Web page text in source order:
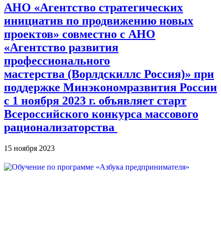
АНО «Агентство стратегических
инициатив по продвижению новых
проектов» совместно с АНО
«Агентство развития
профессионального
мастерства (Ворлдскиллс Россия)» при
поддержке Минэкономразвития России
с 1 ноября 2023 г. объявляет старт
Всероссийского конкурса массового
рационализаторства
15 ноября 2023